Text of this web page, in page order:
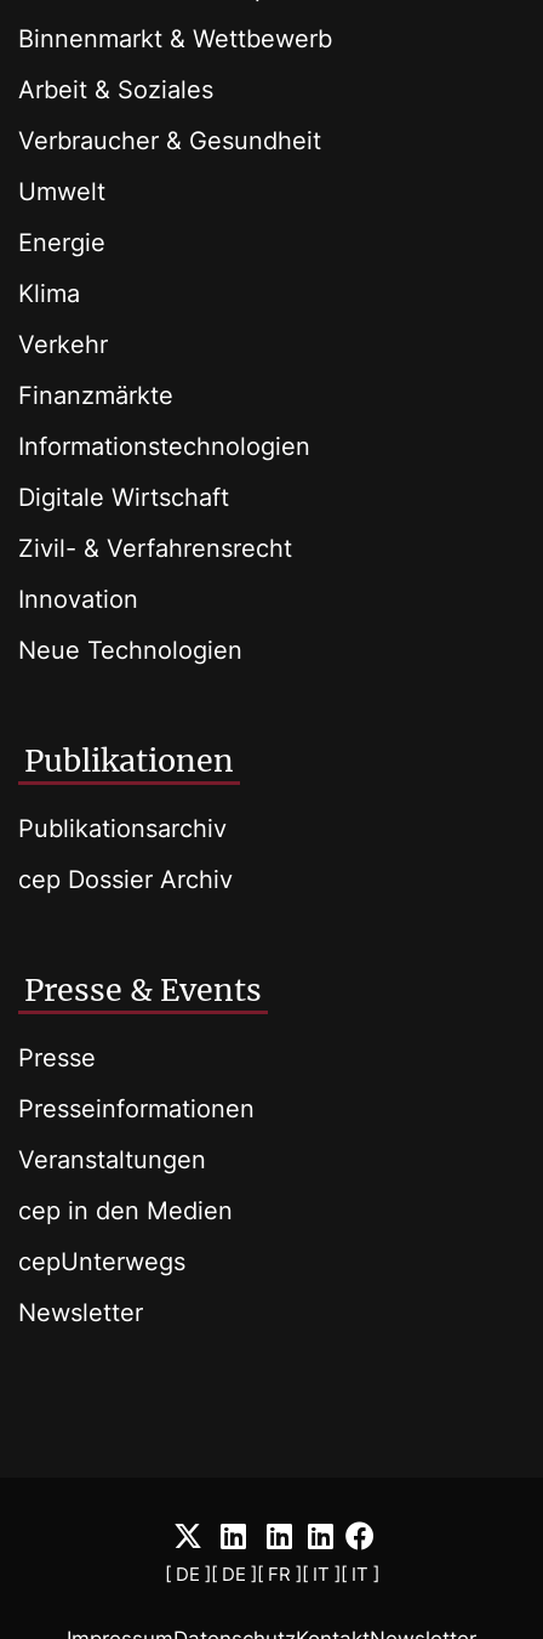
Binnenmarkt & Wettbewerb
Arbeit & Soziales
Verbraucher & Gesundheit
Umwelt
Energie
Klima
Verkehr
Finanzmärkte
Informationstechnologien
Digitale Wirtschaft
Zivil- & Verfahrensrecht
Innovation
Neue Technologien
Publikationen
Publikationsarchiv
cep Dossier Archiv
Presse & Events
Presse
Presseinformationen
Veranstaltungen
cep in den Medien
cepUnterwegs
Newsletter
[ DE ][ DE ][ FR ][ IT ][ IT ]